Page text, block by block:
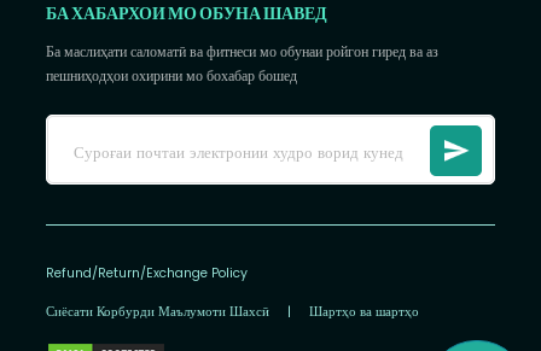
БА ХАБАРХОИ МО ОБУНА ШАВЕД
Ба маслиҳати саломатӣ ва фитнеси мо обунаи ройгон гиред ва аз
пешниҳодҳои охирини мо бохабар бошед
Refund/Return/Exchange Policy
Сиёсати Корбурди Маълумоти Шахсӣ | Шартҳо ва шартҳо